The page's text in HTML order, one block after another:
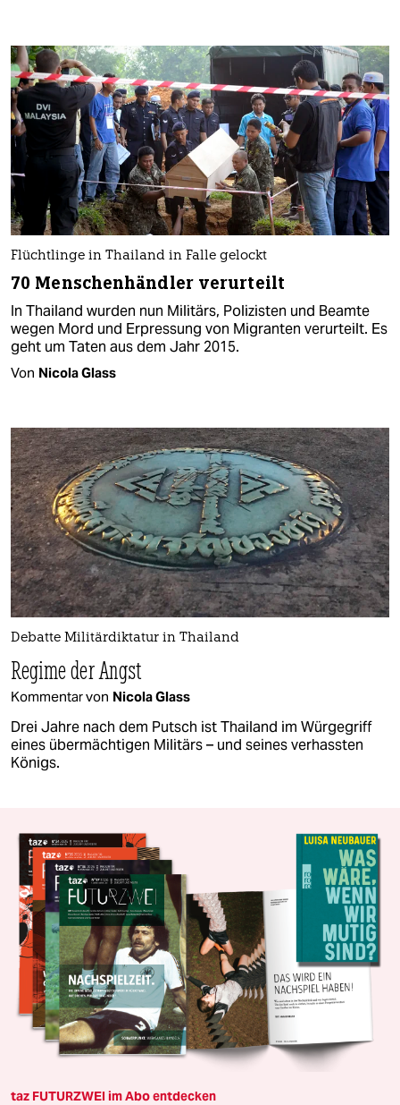
Flüchtlinge in Thailand in Falle gelockt
70 Menschenhändler verurteilt
In Thailand wurden nun Militärs, Polizisten und Beamte
wegen Mord und Erpressung von Migranten verurteilt. Es
geht um Taten aus dem Jahr 2015.
Von Nicola Glass
Debatte Militärdiktatur in Thailand
Regime der Angst
Kommentar von Nicola Glass
Drei Jahre nach dem Putsch ist Thailand im Würgegriff
eines übermächtigen Militärs – und seines verhassten
Königs.
taz FUTURZWEI im Abo entdecken